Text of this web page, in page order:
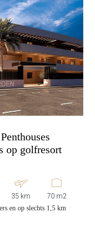
op golfresort
35 km 70 m2
en op slechts 1,5 km